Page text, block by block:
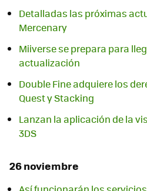
Detalladas las próximas
Mercenary
Miiverse se prepara para
actualización
Double Fine adquiere los
Quest y Stacking
Lanzan la aplicación de la
3DS
26 noviembre